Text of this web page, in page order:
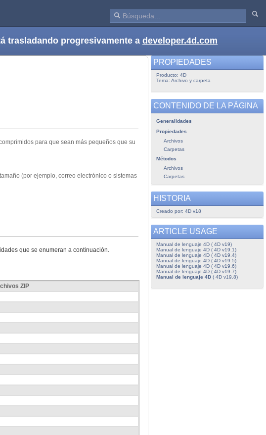
trasladando progresivamente a developer.4d.com
para que sean más pequeños que su
(por ejemplo, correo electrónico o sistemas
que se enumeran a continuación.
ZIP
PROPIEDADES
Producto: 4D
Tema: Archivo y carpeta
CONTENIDO DE LA PÁGINA
Generalidades
Propiedades
Archivos
Carpetas
Métodos
Archivos
Carpetas
HISTORIA
Creado por: 4D v18
ARTICLE USAGE
Manual de lenguaje 4D ( 4D v19)
Manual de lenguaje 4D ( 4D v19.1)
Manual de lenguaje 4D ( 4D v19.4)
Manual de lenguaje 4D ( 4D v19.5)
Manual de lenguaje 4D ( 4D v19.6)
Manual de lenguaje 4D ( 4D v19.7)
Manual de lenguaje 4D( 4D v19.8)